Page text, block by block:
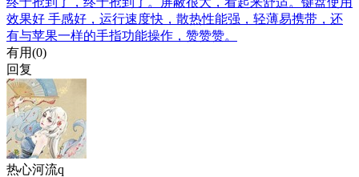
效果好 手感好，运行速度快，散热性能强，轻薄易携带，还
有与苹果一样的手指功能操作，赞赞赞。
有用(0)
回复
热心河流q